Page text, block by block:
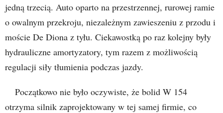
jedną trzecią. Auto oparto na przestrzennej, rurowej ramie
o owalnym przekroju, niezależnym zawieszeniu z przodu i
moście De Diona z tyłu. Ciekawostką po raz kolejny były
hydrauliczne amortyzatory, tym razem z możliwością
regulacji siły tłumienia podczas jazdy.
Początkowo nie było oczywiste, że bolid W 154
otrzyma silnik zaprojektowany w tej samej firmie, co